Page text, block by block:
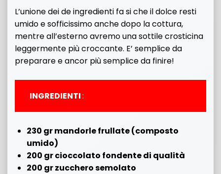
L’unione dei de ingredienti fa si che il dolce resti
umido e sofficissimo anche dopo la cottura,
mentre all’esterno avremo una sottile crosticina
leggermente più croccante. E’ semplice da
preparare e ancor più semplice da finire!
INGREDIENTI:
230 gr mandorle frullate (composto
umido)
200 gr cioccolato fondente di qualità
200 gr zucchero semolato